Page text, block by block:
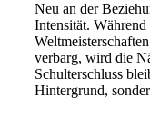
Neu an der
Intensität.
verbarg, wird die
Schulterschluss
Hintergrund,